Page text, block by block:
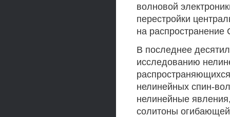
волновой
перестройки
на
В последнее
исследованию
нелинейных спин-
нелинейные
солитоны